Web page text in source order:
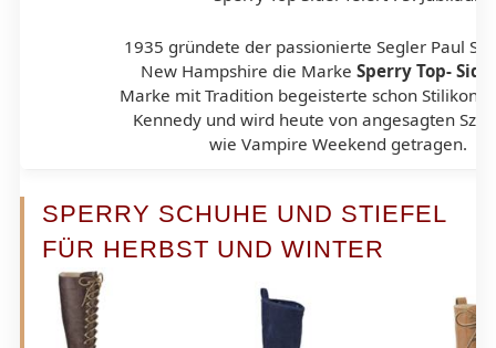
1935 gründete der passionierte Segler Paul
New Hampshire die MarkeSperry Top-
Marke mit Tradition begeisterte schon
Kennedy und wird heute von angesagten
wie Vampire Weekend getragen.
SPERRY SCHUHE UND STIEFEL
FÜR HERBST UND WINTER